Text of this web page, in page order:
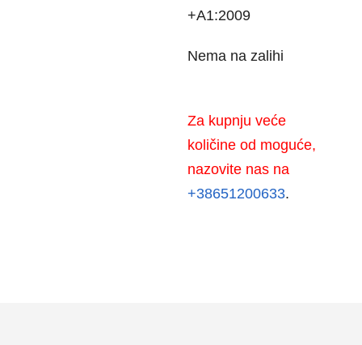
+A1:2009
Nema na zalihi
Za kupnju veće
količine od moguće,
nazovite nas na
+38651200633.